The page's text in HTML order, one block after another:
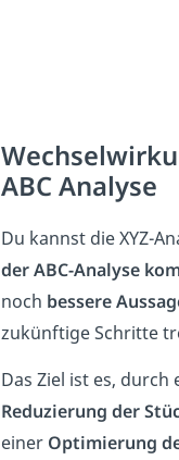
ABC Analyse
Du kannst die XYZ-
der ABC-Analyse
noch bessere
zukünftige Schritte
Das Ziel ist es, durch
Reduzierung der
einer Optimierung